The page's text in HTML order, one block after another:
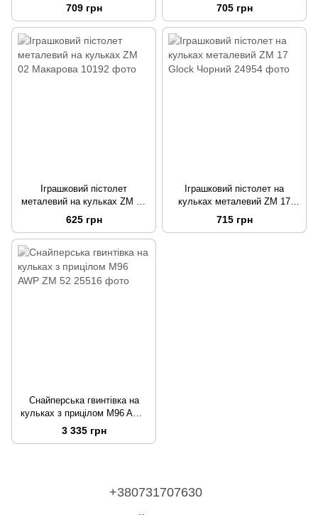
709 грн 705 грн
Іграшковий пістолет
металевий на кульках ZM 02
Макарова
625 грн
Іграшковий пістолет на
кульках металевий ZM 17
Glock Чорний
715 грн
Снайперська гвинтівка на
кульках з прицілом M96 AWP
ZM 52
3 335 грн
+380731707630